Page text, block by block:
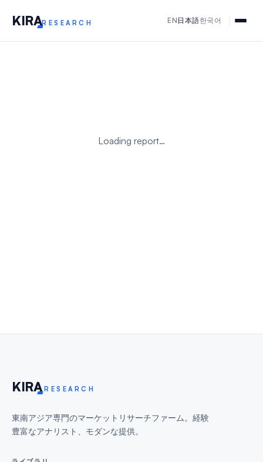
KIRARESEARCH EN 日本語한국어
Loading report…
KIRA RESEARCH
東南アジア専門のマーケットリサーチファーム。経験
豊富なアナリスト、モダンな提供。